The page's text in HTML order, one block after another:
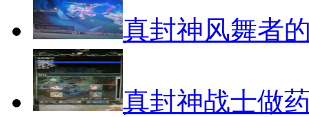
真封神风舞者
真封神战士做